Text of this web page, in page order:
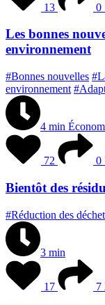
13 0
Les bonnes
environnement
#Bonnes nouvelles
environnement
4 min
72 0
Bientôt des
#Réduction des
3 min
17 7